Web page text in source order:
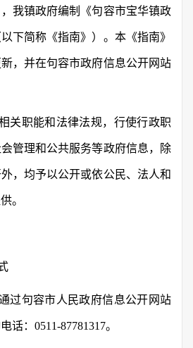
我镇政府编制《句容市宝华镇政
下简称《指南》）。本《指南》
，并在句容市政府信息公开网站
关职能和法律法规，行使行政职
管理和公共服务等政府信息，除
，均予以公开或依公民、法人和
。
过句容市人民政府信息公开网站
话： 0511-87781317。